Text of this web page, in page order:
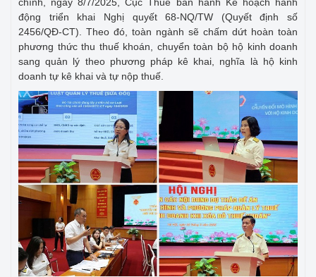
động triển khai Nghị quyết 68-NQ/TW (Quyết định số
2456/QĐ-CT). Theo đó, toàn ngành sẽ chấm dứt hoàn toàn
phương thức thu thuế khoán, chuyển toàn bộ hộ kinh doanh
sang quản lý theo phương pháp kê khai, nghĩa là hộ kinh
doanh tự kê khai và tự nộp thuế.